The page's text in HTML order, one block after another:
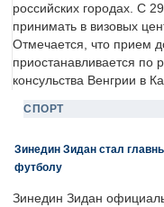
российских городах. С
принимать в визовых
Отмечается, что прием
приостанавливается по
консульства Венгрии в
СПОРТ
Зинедин Зидан стал
футболу
Зинедин Зидан